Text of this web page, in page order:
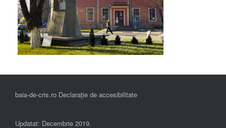
baia-de-cris.ro Declarație de accesibilitate
Updatat: Decembrie 2019.